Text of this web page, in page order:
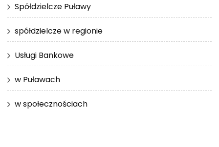
Spółdzielcze Puławy
spółdzielcze w regionie
Usługi Bankowe
w Puławach
w społecznościach